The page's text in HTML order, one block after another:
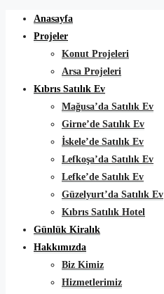
Anasayfa
Projeler
Konut Projeleri
Arsa Projeleri
Kıbrıs Satılık Ev
Mağusa’da Satılık Ev
Girne’de Satılık Ev
İskele’de Satılık Ev
Lefkoşa’da Satılık Ev
Lefke’de Satılık Ev
Güzelyurt’da Satılık Ev
Kıbrıs Satılık Hotel
Günlük Kiralık
Hakkımızda
Biz Kimiz
Hizmetlerimiz